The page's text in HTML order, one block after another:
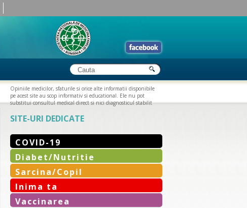
Opiniile medicilor, sfaturile si orice alte informatii disponibile
pe acest site au scop informativ si educational. Ele nu pot
substitui consultul medical direct si nici diagnosticul stabilit
SITE-URI DEDICATE
COVID-19
Diabet/Nutritie
Sarcina/Copil
Inima ta
Vaccinarea